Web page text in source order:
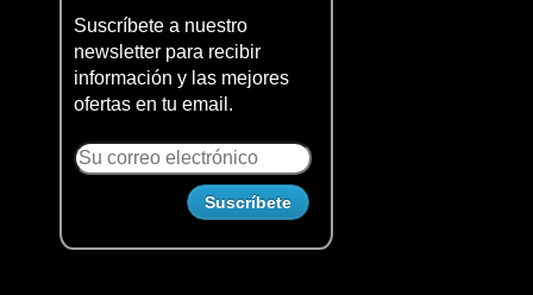
Suscríbete a nuestro
newsletter para recibir
información y las mejores
ofertas en tu email.